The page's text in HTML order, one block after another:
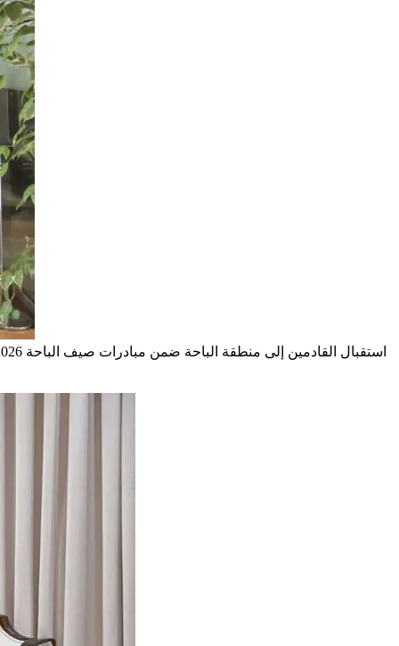
استقبال القادمين إلى منطقة الباحة ضمن مبادرات صيف الباحة 2026